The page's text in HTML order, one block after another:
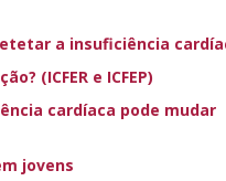
a insuficiência
(ICFER e ICFEP)
cardíaca pode mudar
jovens
drogas recreativas
aumentando o risco
terão
ao estilo de vida e